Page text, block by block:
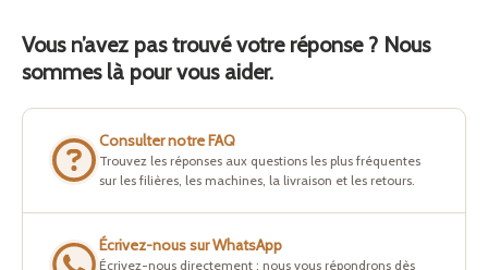
Vous n’avez pas trouvé votre réponse ? Nous
sommes là pour vous aider.
Consulter notre FAQ
Trouvez les réponses aux questions les plus fréquentes
sur les filières, les machines, la livraison et les retours.
Écrivez-nous sur WhatsApp
Écrivez-nous directement : nous vous répondrons dès